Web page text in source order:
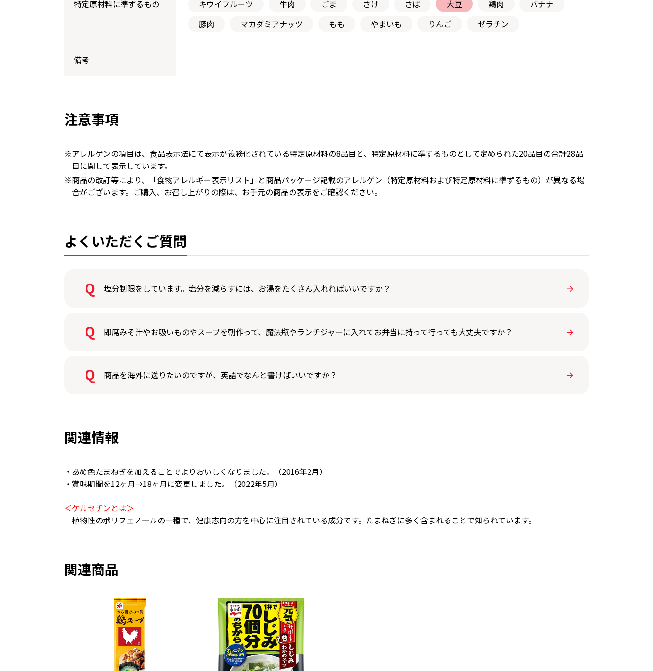
特定原材料に準ずるもの
キウイフルーツ
牛肉 ごま さけ さば 大豆 鶏肉
バナナ
豚肉
マカダミアナッツ もも やまいも りんご ゼラチン
備考
注意事項
※アレルゲンの項目は、食品表示法にて表示が義務化されている特定原材料の8品目と、特定原材料に準ずるものとして定められた20品目の合計28品
目に関して表示しています。
※商品の改訂等により、「食物アレルギー表示リスト」と商品パッケージ記載のアレルゲン（特定原材料および特定原材料に準ずるもの）が異なる場
合がございます。ご購入、お召し上がりの際は、お手元の商品の表示をご確認ください。
よくいただくご質問
塩分制限をしています。塩分を減らすには、お湯をたくさん入れればいいですか？
即席みそ汁やお吸いものやスープを朝作って、魔法瓶やランチジャーに入れてお弁当に持って行っても大丈夫ですか？
商品を海外に送りたいのですが、英語でなんと書けばいいですか？
関連情報
・あめ色たまねぎを加えることでよりおいしくなりました。（2016年2月）
・賞味期間を12ヶ月→18ヶ月に変更しました。（2022年5月）
＜ケルセチンとは＞
植物性のポリフェノールの一種で、健康志向の方を中心に注目されている成分です。たまねぎに多く含まれることで知られています。
関連商品